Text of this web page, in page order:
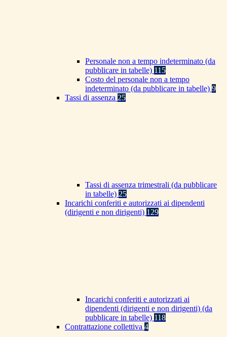
Personale non a tempo indeterminato (da
pubblicare in tabelle) 115
Costo del personale non a tempo
indeterminato (da pubblicare in tabelle) 9
Tassi di assenza 25
Tassi di assenza trimestrali (da pubblicare
in tabelle) 25
Incarichi conferiti e autorizzati ai dipendenti
(dirigenti e non dirigenti) 129
Incarichi conferiti e autorizzati ai
dipendenti (dirigenti e non dirigenti) (da
pubblicare in tabelle) 118
Contrattazione collettiva 4